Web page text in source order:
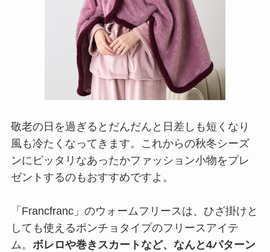
敬老の日を過ぎるとだんだんと日差しも短くなり
風も冷たくなってきます。これからの秋冬シーズ
ンにピッタリなあったかファッション小物をプレ
ゼントするのもおすすめですよ。
「Francfranc」のウォームフリースは、ひざ掛けと
しても使えるポンチョタイプのフリースアイテ
ム。 ボレロや巻きスカートなど、なんと4パターン